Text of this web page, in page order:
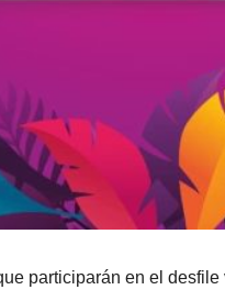
participarán en el